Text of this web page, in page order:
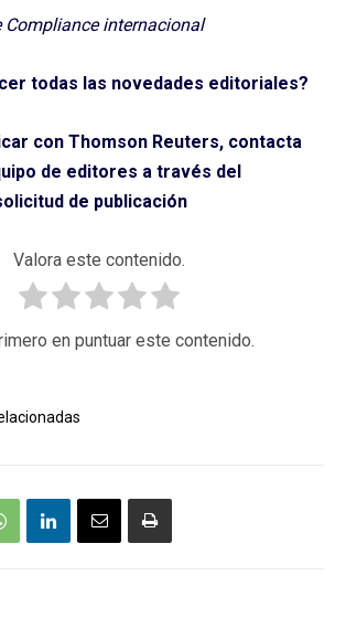
Compliance internacional
todas las novedades editoriales?
con Thomson Reuters, contacta
de editores a través del
de publicación
Valora este contenido.
en puntuar este contenido.